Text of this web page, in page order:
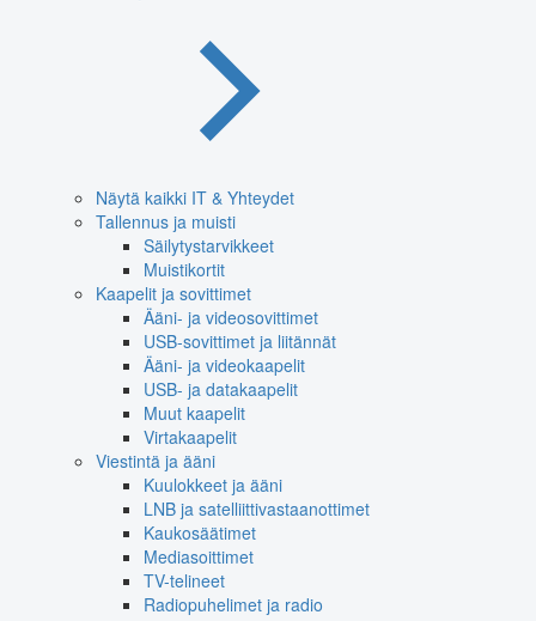
Näytä kaikki IT & Yhteydet
Tallennus ja muisti
Säilytystarvikkeet
Muistikortit
Kaapelit ja sovittimet
Ääni- ja videosovittimet
USB-sovittimet ja liitännät
Ääni- ja videokaapelit
USB- ja datakaapelit
Muut kaapelit
Virtakaapelit
Viestintä ja ääni
Kuulokkeet ja ääni
LNB ja satelliittivastaanottimet
Kaukosäätimet
Mediasoittimet
TV-telineet
Radiopuhelimet ja radio